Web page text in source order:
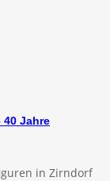
Jahre
in Zirndorf